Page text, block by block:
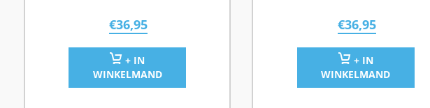
€36,95
+ IN
WINKELMAND
€36,95
+ IN
WINKELMAND